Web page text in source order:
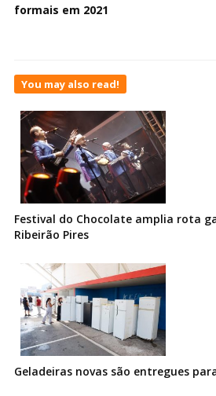
formais em 2021
You may also read!
Festival do Chocolate amplia rota
Ribeirão Pires
Geladeiras novas são entregues